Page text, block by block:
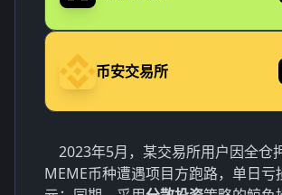
币安交易所
2023年5月，某交易所用户因全仓
MEME币种遭遇项目方跑路，单日亏